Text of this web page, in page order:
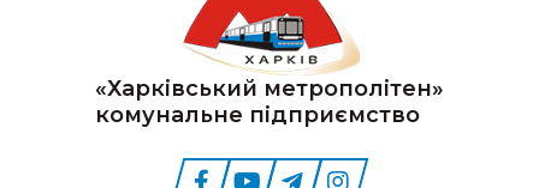
«Харківський метрополітен»
комунальне підприємство